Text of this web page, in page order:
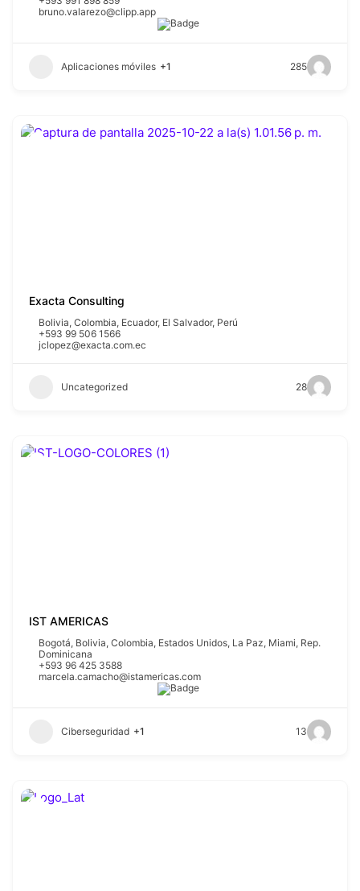
bruno.valarezo@clipp.app
Aplicaciones móviles +1 285
Exacta Consulting
Bolivia, Colombia, Ecuador, El Salvador, Perú
+593 99 506 1566
jclopez@exacta.com.ec
Uncategorized 28
IST AMERICAS
Bogotá, Bolivia, Colombia, Estados Unidos, La Paz, Miami, Rep.
Dominicana
+593 96 425 3588
marcela.camacho@istamericas.com
Ciberseguridad +1 13